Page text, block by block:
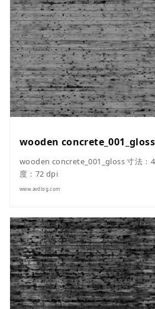
wooden concrete_001_gloss
wooden concrete_001_gloss 寸法：
度：72 dpi
www.avdlog.com